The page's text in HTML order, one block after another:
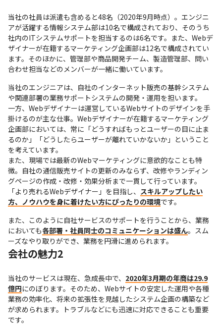
当社の社員は派遣も含めると48名（2020年9月時点）。エンジニ
アが活躍する情報システム部は10名で構成されており、そのうち
社内のITシステムサポートを担当するのは6名です。また、Webデ
ザイナーが在籍するマーケティング企画部は12名で構成されてい
ます。そのほかに、管理部や商品開発チーム、製造管理部、問い
合わせ担当などのメンバーが一緒に働いています。
当社のエンジニアは、自社のインターネット販売の基幹システム
や関連部署の業務サポートシステムの開発・運用を担います。
一方、Webデザイナーは運営しているWebサイトのデザインを手
掛けるのが主な仕事。Webデザイナーが在籍するマーケティング
企画部においては、常に「どうすればもっとユーザーの目に止ま
るのか」「どうしたらユーザーが離れていかないか」ということ
を考えています。
また、現場では最新のWebマーケティングに意欲的なことも特
徴。自社の通信販売サイトの更新のみならず、改修やランディン
グページの作成・改修・効果分析まで一貫して行っています。
「より売れるWebデザイナー」を目指し、 スキルアップしたい
方、ノウハウを身に着けたい方にぴったりの環境です。
また、このように自社サービスのサポートを行うことから、業務
においても各部署・社員同士のコミュニケーションは盛ん。スム
ーズなやり取りができ、業務を円滑に進められます。
会社の魅力2
当社のサービスは現在、急成長中で、 2020年3月期の年商は29.9
億円にのぼります。そのため、Webサイトの安定した運用や各種
業務の効率化、将来の拡張性を見越したシステム企画の構築など
が求められます。トラブルなどにも迅速に対応できることも重要
です。